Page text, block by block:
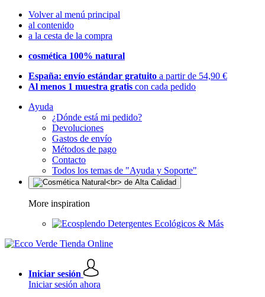
Volver al menú principal
al contenido
a la cesta de la compra
cosmética 100% natural
España: envío estándar gratuito a partir de 54,90 €
Al menos 1 muestra gratis con cada pedido
Ayuda
¿Dónde está mi pedido?
Devoluciones
Gastos de envío
Métodos de pago
Contacto
Todos los temas de "Ayuda y Soporte"
More inspiration
Detergentes Ecológicos & Más
Iniciar sesión
Iniciar sesión ahora